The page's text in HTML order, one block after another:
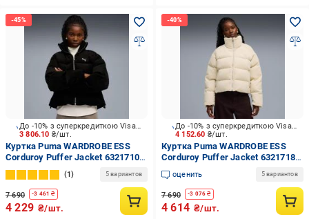
3 806.10 ₴/шт.
До -10% з суперкредиткою Visa Вигода
Куртка Puma WARDROBE ESS
Corduroy Puffer Jacket 63217101
р.XL
1 5 вариантов
7 690 -3 461 ₴
4 229 ₴/шт.
4 152.60 ₴/шт.
До -10% з суперкредиткою Visa Вигода
Куртка Puma WARDROBE ESS
Corduroy Puffer Jacket 63217187
р.M
оценить 5 вариантов
7 690 -3 076 ₴
4 614 ₴/шт.